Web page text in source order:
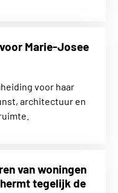
Marie-Josee
voor haar
architectuur en
van woningen
tegelijk de